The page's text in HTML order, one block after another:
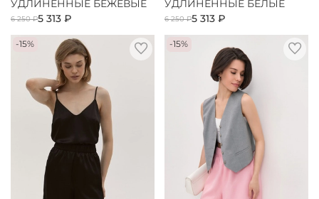
УДЛИНЕННЫЕ БЕЖЕВЫЕ
6 250 ₽5 313 ₽
УДЛИНЕННЫЕ БЕЛЫЕ
6 250 ₽5 313 ₽
-15% -15%